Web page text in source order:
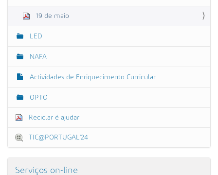
19 de maio
LED
NAFA
Actividades de Enriquecimento Curricular
OPTO
Reciclar é ajudar
TIC@PORTUGAL'24
Serviços on-line